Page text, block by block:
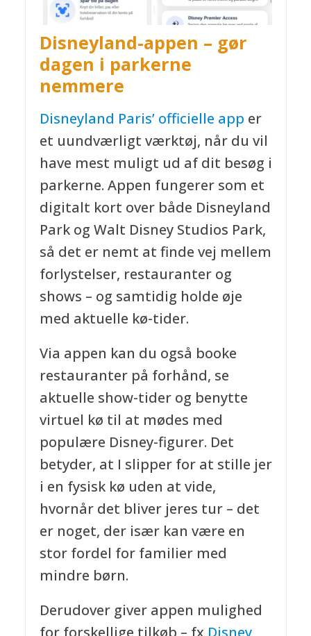
Disneyland-appen – gør
dagen i parkerne
nemmere
Disneyland Paris’ officielle app er
et uundværligt værktøj, når du vil
have mest muligt ud af dit besøg i
parkerne. Appen fungerer som et
digitalt kort over både Disneyland
Park og Walt Disney Studios Park,
så det er nemt at finde vej mellem
forlystelser, restauranter og
shows – og samtidig holde øje
med aktuelle kø-tider.
Via appen kan du også booke
restauranter på forhånd, se
aktuelle show-tider og benytte
virtuel kø til at mødes med
populære Disney-figurer. Det
betyder, at I slipper for at stille jer
i en fysisk kø uden at vide,
hvornår det bliver jeres tur – det
er noget, der især kan være en
stor fordel for familier med
mindre børn.
Derudover giver appen mulighed
for forskellige tilkøb – fx Disney